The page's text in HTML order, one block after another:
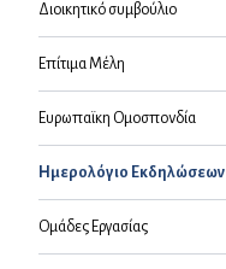
Διοικητικό συμβούλιο
Επίτιμα Μέλη
Ευρωπαϊκη Ομοσπονδία
Ημερολόγιο Εκδηλώσεων
Ομάδες Eργασίας